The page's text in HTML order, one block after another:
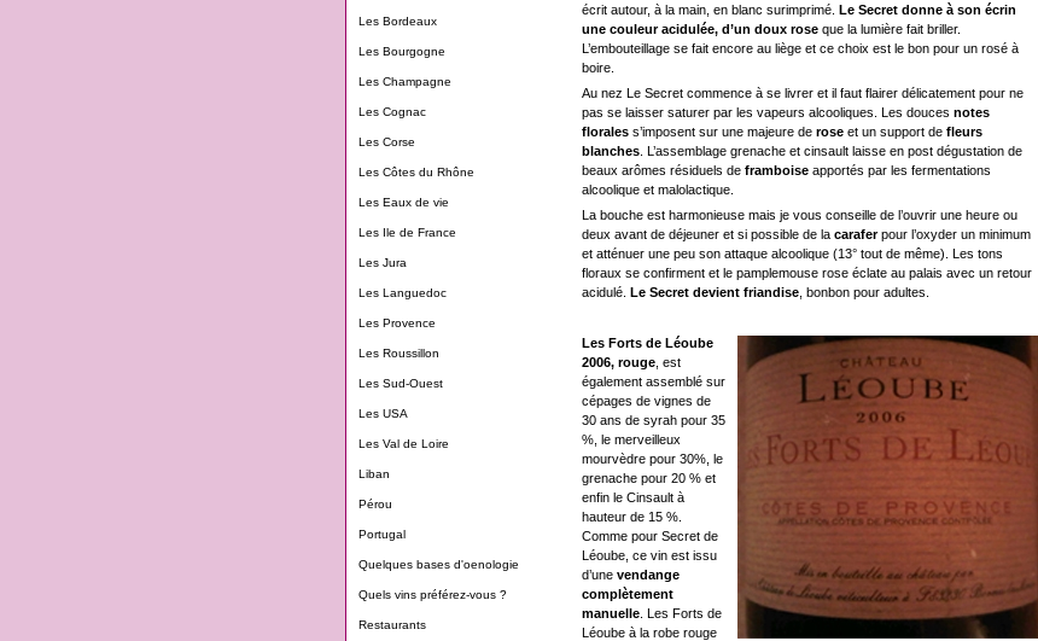
Les Bordeaux
Les Bourgogne
Les Champagne
Les Cognac
Les Corse
Les Côtes du Rhône
Les Eaux de vie
Les Ile de France
Les Jura
Les Languedoc
Les Provence
Les Roussillon
Les Sud-Ouest
Les USA
Les Val de Loire
Liban
Pérou
Portugal
Quelques bases d'oenologie
Quels vins préférez-vous ?
Restaurants
écrit autour, à la main, en blanc surimprimé. Le Secret donne à son écrin
une couleur acidulée, d’un doux roseque la lumière fait briller.
L’embouteillage se fait encore au liège et ce choix est le bon pour un rosé à
boire.
Au nez Le Secret commence à se livrer et il faut flairer délicatement pour ne
pas se laisser saturer par les vapeurs alcooliques. Les douces notes
floraless’imposent sur une majeure de roseet un support de fleurs
blanches. L’assemblage grenache et cinsault laisse en post dégustation de
beaux arômes résiduels de framboiseapportés par les fermentations
alcoolique et malolactique.
La bouche est harmonieuse mais je vous conseille de l’ouvrir une heure ou
deux avant de déjeuner et si possible de la caraferpour l’oxyder un minimum
et atténuer une peu son attaque alcoolique (13° tout de même). Les tons
floraux se confirment et le pamplemouse rose éclate au palais avec un retour
acidulé. Le Secret devient friandise, bonbon pour adultes.
Les Forts de Léoube
2006, rouge, est
également assemblé sur
cépages de vignes de
30 ans de syrah pour 35
%, le merveilleux
mourvèdre pour 30%, le
grenache pour 20 % et
enfin le Cinsault à
hauteur de 15 %.
Comme pour Secret de
Léoube, ce vin est issu
d’une vendange
complètement
manuelle. Les Forts de
Léoube à la robe rouge